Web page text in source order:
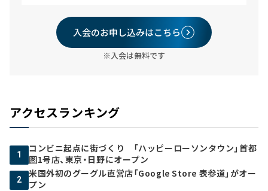
入会のお申し込みはこちら
※入会は無料です
アクセスランキング
1
コンビニ起点に街づくり 「ハッピーローソンタウン」首都
圏1号店、東京・日野にオープン
2
米国外初のグーグル直営店「Google Store 表参道」がオー
プン